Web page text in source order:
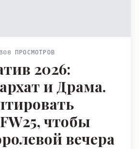
308 ПРОСМОТРОВ
2026:
и Драма.
чтобы
вечера